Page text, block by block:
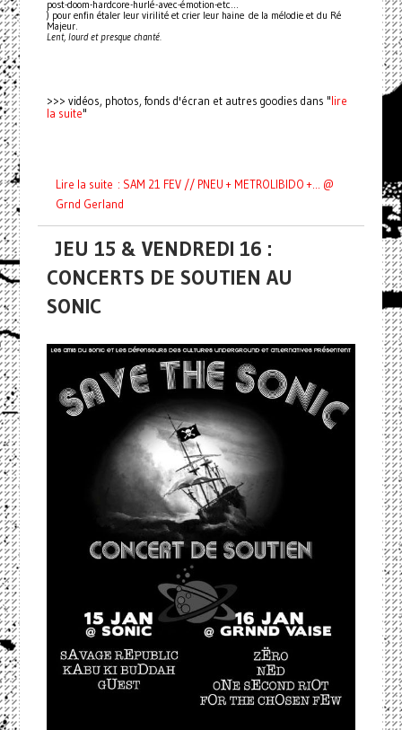
post-doom-hardcore-hurlé-avec-émotion-etc...
) pour enfin étaler leur virilité et crier leur haine de la mélodie et du Ré
Majeur.
Lent, lourd et presque chanté.
>>> vidéos, photos, fonds d'écran et autres goodies dans "lire
la suite"
Lire la suite : SAM 21 FEV // PNEU + METROLIBIDO +... @
Grnd Gerland
JEU 15 & VENDREDI 16 :
CONCERTS DE SOUTIEN AU
SONIC